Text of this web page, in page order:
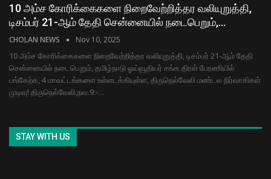
10 அம்ச கோரிக்கைகளை நிறைவேற்றித்தர வலியுறுத்தி,
டிசம்பர் 21-ஆம் தேதி சென்னையில் நடைபெறும்,…
CHOLAN NEWS Nov 10, 2025
10 அம்ச கோரிக்கைகளை நிறைவேற்றித்தர வலியுறுத்தி, டிசம்பர் 21-ஆம் தேதி
சென்னையில் நடைபெறும், தமிழ்நாடு ஓய்வூதியர் சங்க திரள் பேரணியில்
பங்கேற்க, 4 மாவட்டங்களை உள்ளடக்கியுள்ள, திருநெல்வேலி மண்டல நிர்வாகிகள்
முடிவு! திருநெல்வேலி,நவ.9:-…
STAY WITH US